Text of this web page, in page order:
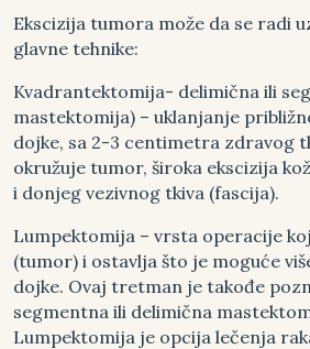
Ekscizija tumora može da se radi
glavne tehnike:
Kvadrantektomija- delimična ili
mastektomija) – uklanjanje
dojke, sa 2-3 centimetra zdravog
okružuje tumor, široka ekscizija
i donjeg vezivnog tkiva (fascija).
Lumpektomija – vrsta operacije
(tumor) i ostavlja što je moguće
dojke. Ovaj tretman je takođe
segmentna ili delimična
Lumpektomija je opcija lečenja